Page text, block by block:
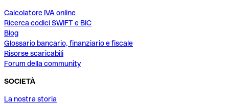
Calcolatore IVA online
Ricerca codici SWIFT e BIC
Blog
Glossario bancario, finanziario e fiscale
Risorse scaricabili
Forum della community
SOCIETÀ
La nostra storia